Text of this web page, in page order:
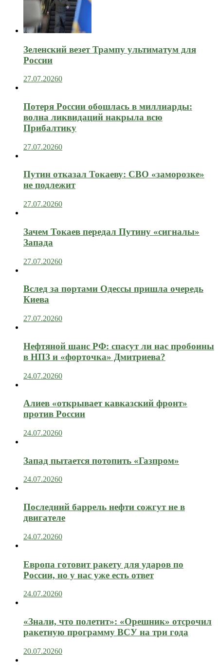
Зеленский везет Трампу ультиматум для
России
27.07.20260
Потеря России обошлась в миллиарды:
волна ликвидаций накрыла всю
Прибалтику
27.07.20260
Путин отказал Токаеву: СВО «заморозке»
не подлежит
27.07.20260
Зачем Токаев передал Путину «сигналы»
Запада
27.07.20260
Вслед за портами Одессы пришла очередь
Киева
27.07.20260
Нефтяной шанс РФ: спасут ли нас пробоины
в НПЗ и «форточка» Дмитриева?
24.07.20260
Алиев «открывает кавказский фронт»
против России
24.07.20260
Запад пытается потопить «Газпром»
24.07.20260
Последний баррель нефти сожгут не в
двигателе
24.07.20260
Европа готовит ракету для ударов по
России, но у нас уже есть ответ
24.07.20260
«Знали, что полетит»: «Орешник» отсрочил
ракетную программу ВСУ на три года
20.07.20260